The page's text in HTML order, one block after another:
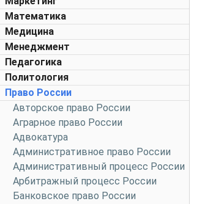
Математика
Медицина
Менеджмент
Педагогика
Политология
Право России
Авторское право России
Аграрное право России
Адвокатура
Административное право России
Административный процесс России
Арбитражный процесс России
Банковское право России